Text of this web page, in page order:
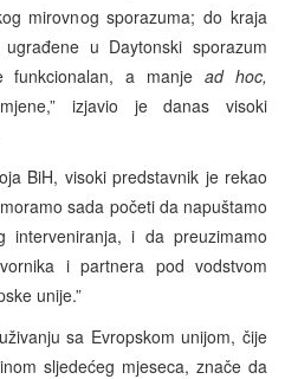
mirovnog sporazuma; do kraja
u Daytonski sporazum
funkcionalan, a manjead hoc,
izjavio je danas visoki
BiH, visoki predstavnik je rekao
sada početi da napuštamo
interveniranja, i da preuzimamo
i partnera pod vodstvom
unije.”
sa Evropskom unijom, čije
sljedećeg mjeseca, znače da